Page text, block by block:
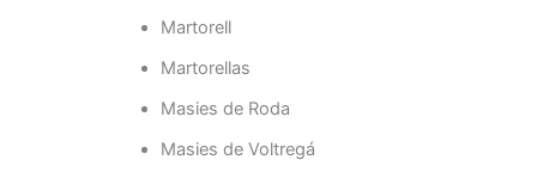
Martorell
Martorellas
Masies de Roda
Masies de Voltregá